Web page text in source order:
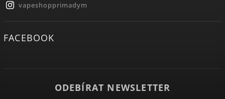
vapeshopprimadym
FACEBOOK
ODEBÍRAT NEWSLETTER